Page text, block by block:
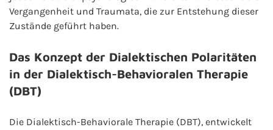
Vergangenheit und Traumata, die zur Entstehung dieser
Zustände geführt haben.
Das Konzept der Dialektischen Polaritäten
in der Dialektisch-Behavioralen Therapie
(DBT)
Die Dialektisch-Behaviorale Therapie (DBT), entwickelt